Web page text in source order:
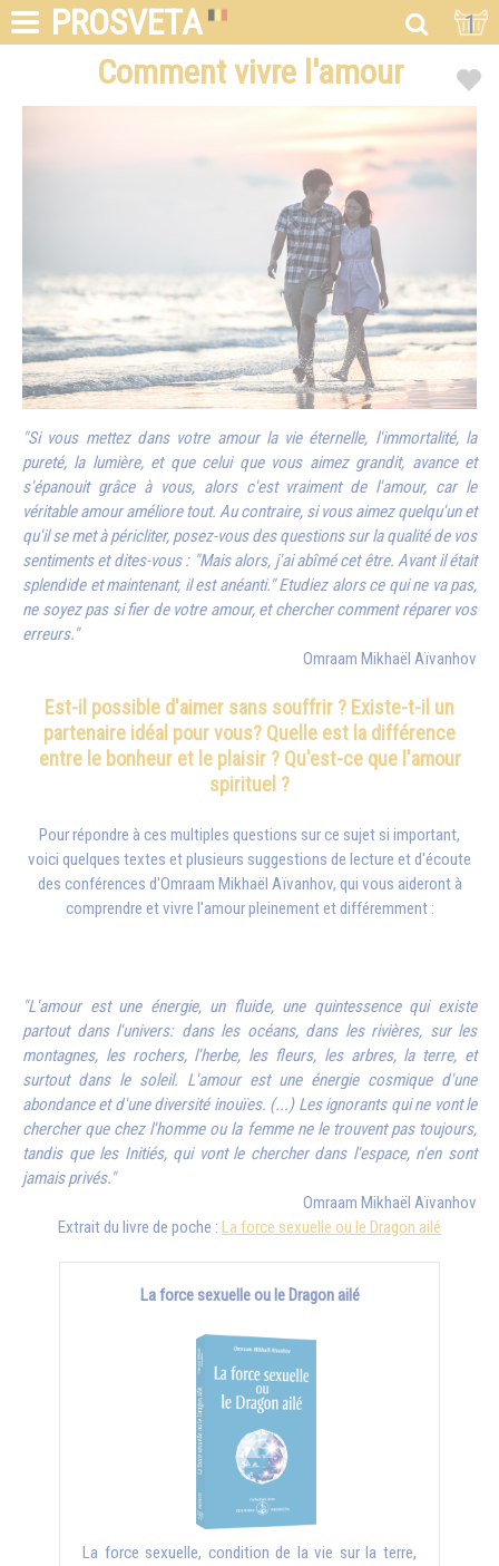
PROSVETA 1
Comment vivre l'amour
"Si vous mettez dans votre amour la vie éternelle, l'immortalité, la
pureté, la lumière, et que celui que vous aimez grandit, avance et
s'épanouit grâce à vous, alors c'est vraiment de l'amour, car le
véritable amour améliore tout. Au contraire, si vous aimez quelqu'un et
qu'il se met à péricliter, posez-vous des questions sur la qualité de vos
sentiments et dites-vous : "Mais alors, j'ai abîmé cet être. Avant il était
splendide et maintenant, il est anéanti." Etudiez alors ce qui ne va pas,
ne soyez pas si fier de votre amour, et chercher comment réparer vos
erreurs."
Omraam Mikhaël Aïvanhov
Est-il possible d'aimer sans souffrir ? Existe-t-il un
partenaire idéal pour vous? Quelle est la différence
entre le bonheur et le plaisir ? Qu'est-ce que l'amour
spirituel ?
Pour répondre à ces multiples questions sur ce sujet si important,
voici quelques textes et plusieurs suggestions de lecture et d'écoute
des conférences d'Omraam Mikhaël Aïvanhov, qui vous aideront à
comprendre et vivre l'amour pleinement et différemment :
"L'amour est une énergie, un fluide, une quintessence qui existe
partout dans l'univers: dans les océans, dans les rivières, sur les
montagnes, les rochers, l'herbe, les fleurs, les arbres, la terre, et
surtout dans le soleil. L'amour est une énergie cosmique d'une
abondance et d'une diversité inouïes. (...) Les ignorants qui ne vont le
chercher que chez l'homme ou la femme ne le trouvent pas toujours,
tandis que les Initiés, qui vont le chercher dans l'espace, n'en sont
jamais privés."
Omraam Mikhaël Aïvanhov
Extrait du livre de poche : La force sexuelle ou le Dragon ailé
La force sexuelle ou le Dragon ailé
La force sexuelle, condition de la vie sur la terre,